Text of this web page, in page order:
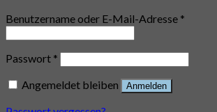
Benutzername oder E-Mail-Adresse *
Passwort *
Angemeldet bleiben
Anmelden